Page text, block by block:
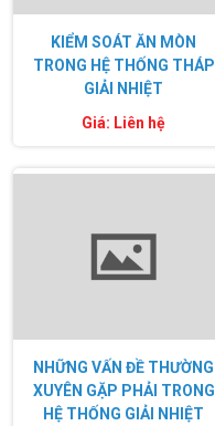
KIỂM SOÁT ĂN MÒN
TRONG HỆ THỐNG THÁP
GIẢI NHIỆT
Giá: Liên hệ
NHỮNG VẤN ĐỀ THƯỜNG
XUYÊN GẶP PHẢI TRONG
HỆ THỐNG GIẢI NHIỆT